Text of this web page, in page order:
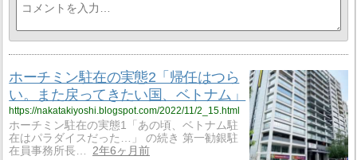
ホーチミン駐在の実態2「帰任はつら
い。また戻ってきたい国、ベトナム」
https://nakatakiyoshi.blogspot.com/2022/11/2_15.html
ホーチミン駐在の実態1「あの頃、ベトナム駐
在はパラダイスだった…」 の続き 第一勧銀駐
在員事務所長…
2年6ヶ月前